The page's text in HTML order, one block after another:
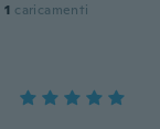
1 caricamenti